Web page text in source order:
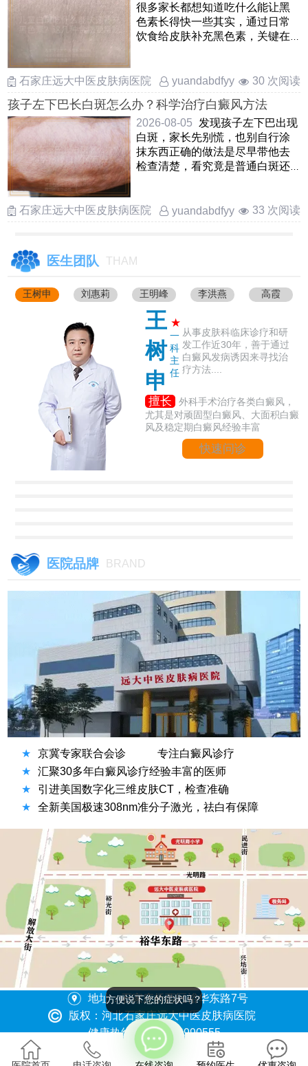
很多家长都想知道吃什么能让黑
色素长得快一些其实，通过日常
饮食给皮肤补充黑色素，关键在
石家庄远大中医皮肤病医院
yuandabdfyy 30 次阅读
孩子左下巴长白斑怎么办？科学治疗白癜风方法
2026-08-05
发现孩子左下巴出现
白斑，家长先别慌，也别自行涂
抹东西正确的做法是尽早带他去
检查清楚，看究竟是普通白斑还
石家庄远大中医皮肤病医院 yuandabdfyy 33 次阅读
医生团队 THAM
王树申 刘惠莉 王明峰 李洪燕 高霞
王
树
申
★
一
科
主
任
从事皮肤科临床诊疗和研
发工作近30年，善于通过
白癜风发病诱因来寻找治
疗方法....
擅长
外科手术治疗各类白癜风，
尤其是对顽固型白癜风、大面积白癜
风及稳定期白癜风经验丰富
快速问诊
医院品牌 BRAND
★ 京冀专家联合会诊
专注白癜风诊疗
★
汇聚30多年白癜风诊疗经验丰富的医师
★
引进美国数字化三维皮肤CT，检查准确
★
全新美国极速308nm准分子激光，祛白有保障
地址：石家庄桥西区裕华东路7号
版权：河北石家庄远大中医皮肤病医院
健康热线：0311-86990555
冀ICP备2023015620号
方便说下您的症状吗？